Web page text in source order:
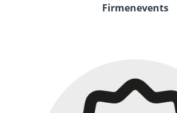
Firmenevents